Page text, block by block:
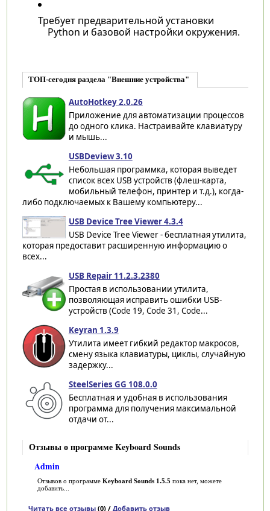
Требует предварительной установки
Python и базовой настройки окружения.
ТОП-сегодня раздела "Внешние устройства"
AutoHotkey 2.0.26
Приложение для автоматизации процессов
до одного клика. Настраивайте клавиатуру
и мышь...
USBDeview 3.10
Небольшая программка, которая выведет
список всех USB устройств (флеш-карта,
мобильный телефон, принтер и т.д.), когда-
либо подключаемых к Вашему компьютеру...
USB Device Tree Viewer 4.3.4
USB Device Tree Viewer - бесплатная утилита,
которая предоставит расширенную информацию о
всех...
USB Repair 11.2.3.2380
Простая в использовании утилита,
позволяющая исправить ошибки USB-
устройств (Code 19, Code 31, Code...
Keyran 1.3.9
Утилита имеет гибкий редактор макросов,
смену языка клавиатуры, циклы, случайную
задержку...
SteelSeries GG 108.0.0
Бесплатная и удобная в использования
программа для получения максимальной
отдачи от...
Отзывы о программе Keyboard Sounds
Admin
Отзывов о программе Keyboard Sounds 1.5.5 пока нет, можете
добавить...
Читать все отзывы(0) / Добавить отзыв